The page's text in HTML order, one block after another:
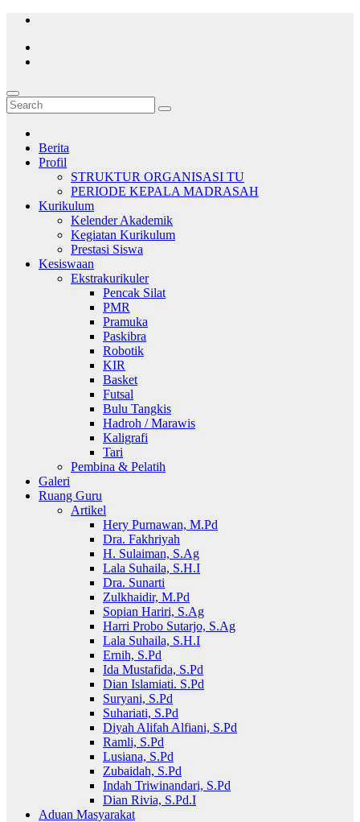
Skip
content
Berita
Profil
STRUKTUR ORGANISASI TU
PERIODE KEPALA MADRASAH
Kurikulum
Kelender Akademik
Kegiatan Kurikulum
Prestasi Siswa
Kesiswaan
Ekstrakurikuler
Pencak Silat
PMR
Pramuka
Paskibra
Robotik
KIR
Basket
Futsal
Bulu Tangkis
Hadroh / Marawis
Kaligrafi
Tari
Pembina & Pelatih
Galeri
Ruang Guru
Artikel
Hery Purnawan, M.Pd
Dra. Fakhriyah
H. Sulaiman, S.Ag
Lala Suhaila, S.H.I
Dra. Sunarti
Zulkhaidir, M.Pd
Sopian Hariri, S.Ag
Harri Probo Sutarjo, S.Ag
Lala Suhaila, S.H.I
Ernih, S.Pd
Ida Mustafida, S.Pd
Dian Islamiati. S.Pd
Suryani, S.Pd
Suhariati, S.Pd
Diyah Alifah Alfiani, S.Pd
Ramli, S.Pd
Lusiana, S.Pd
Zubaidah, S.Pd
Indah Triwinandari, S.Pd
Dian Rivia, S.Pd.I
Aduan Masyarakat